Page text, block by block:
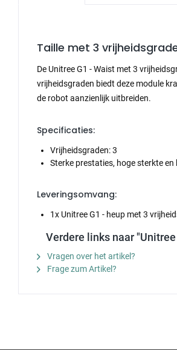
Taille met 3
De Unitree G1 - Waist met 3
vrijheidsgraden biedt deze module
de robot aanzienlijk uitbreiden.
Specificaties:
Vrijheidsgraden: 3
Sterke prestaties, hoge sterkte
Leveringsomvang:
1x Unitree G1 - heup met 3
Verdere links naar
Vragen over het artikel?
Frage zum Artikel?